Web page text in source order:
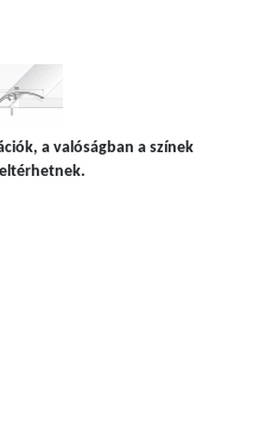
a valóságban a színek
eltérhetnek.